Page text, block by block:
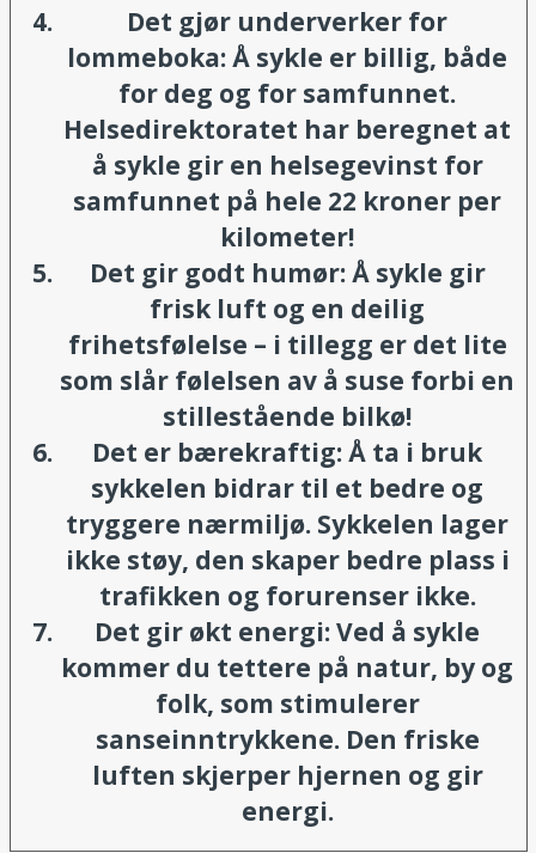
Det gjør underverker for
lommeboka:Å sykle er billig, både
for deg og for samfunnet.
Helsedirektoratet har beregnet at
å sykle gir en helsegevinst for
samfunnet på hele 22 kroner per
kilometer!
Det gir godt humør:Å sykle gir
frisk luft og en deilig
frihetsfølelse – i tillegg er det lite
som slår følelsen av å suse forbi en
stillestående bilkø!
Det er bærekraftig:Å ta i bruk
sykkelen bidrar til et bedre og
tryggere nærmiljø. Sykkelen lager
ikke støy, den skaper bedre plass i
trafikken og forurenser ikke.
Det gir økt energi:Ved å sykle
kommer du tettere på natur, by og
folk, som stimulerer
sanseinntrykkene. Den friske
luften skjerper hjernen og gir
energi.